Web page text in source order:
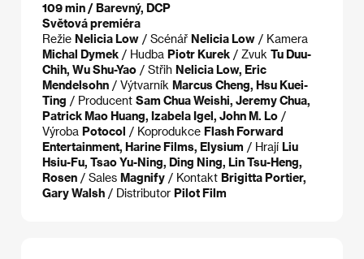
109 min / Barevný, DCP
Světová premiéra
Režie Nelicia Low / Scénář Nelicia Low / Kamera
Michal Dymek / Hudba Piotr Kurek / Zvuk Tu Duu-
Chih, Wu Shu-Yao / Střih Nelicia Low, Eric
Mendelsohn / Výtvarník Marcus Cheng, Hsu Kuei-
Ting / Producent Sam Chua Weishi, Jeremy Chua,
Patrick Mao Huang, Izabela Igel, John M. Lo /
Výroba Potocol / Koprodukce Flash Forward
Entertainment, Harine Films, Elysium / Hrají Liu
Hsiu-Fu, Tsao Yu-Ning, Ding Ning, Lin Tsu-Heng,
Rosen / Sales Magnify / Kontakt Brigitta Portier,
Gary Walsh / Distributor Pilot Film